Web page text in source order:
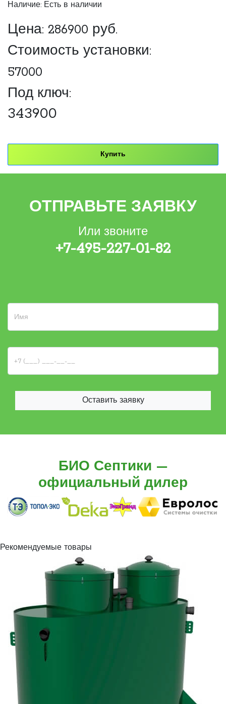
Наличие: Есть в наличии
Цена: 286900 руб.
Стоимость установки:
57000
Под ключ:
343900
Купить
ОТПРАВЬТЕ ЗАЯВКУ
Или звоните
+7-495-227-01-82
Оставить заявку
БИО Септики —
официальный дилер
Рекомендуемые товары